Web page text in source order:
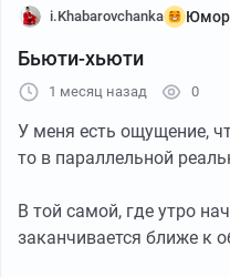
i.Khabarovchanka Юмор
Бьюти-хьюти
1 месяц назад 0
У меня есть ощущение,
то в параллельной
В той самой, где утро
заканчивается ближе к